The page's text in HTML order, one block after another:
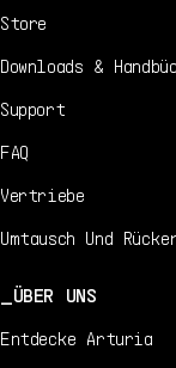
Store
Downloads &
Support
FAQ
Vertriebe
Umtausch Und
ÜBER UNS
Entdecke Arturia